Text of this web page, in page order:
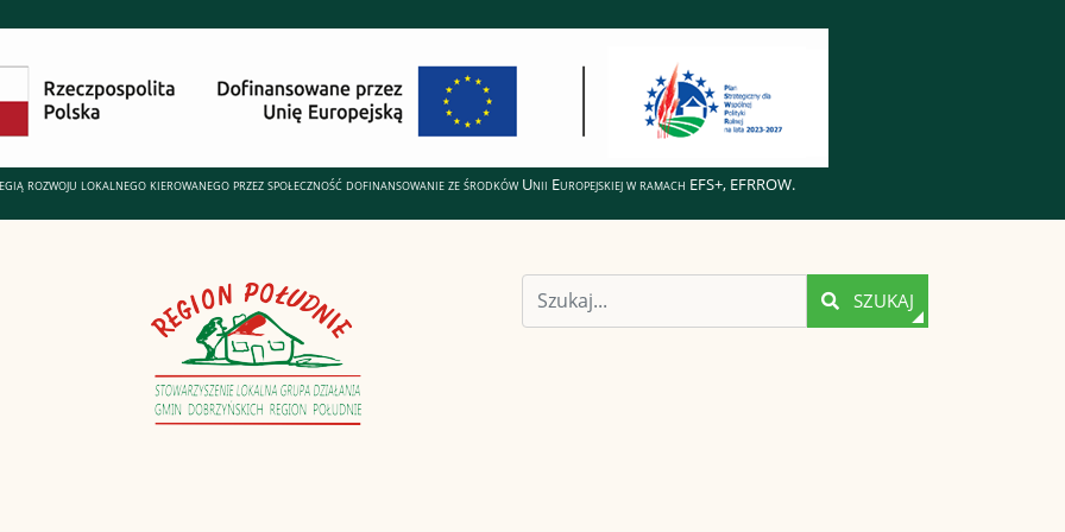
rozwoju lokalnego kierowanego przez społeczność dofinansowanie ze środków Unii Europejskiej w ramach EFS+, EFRROW.
SZUKAJ